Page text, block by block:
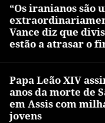
“Os iranianos são
Vance diz que
estão a atrasar o
Papa Leão XIV
anos da morte de
em Assis com
jovens